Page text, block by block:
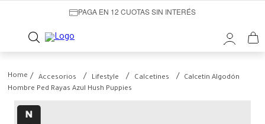
PAGA EN 12 CUOTAS SIN INTERÉS
Accesorios Lifestyle Calcetines
Calcetin Algodón
Hombre Ped Rayas Azul Hush Puppies